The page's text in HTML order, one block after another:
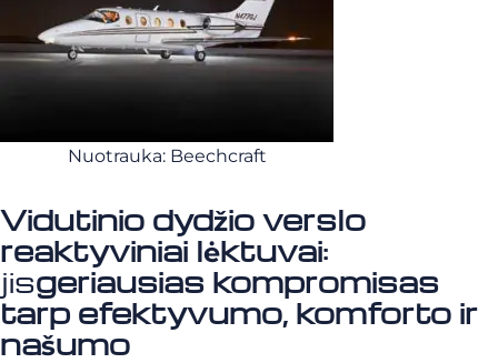
Nuotrauka: Beechcraft
Vidutinio dydžio verslo
reaktyviniai lėktuvai:
jisgeriausias kompromisas
tarp efektyvumo, komforto ir
našumo